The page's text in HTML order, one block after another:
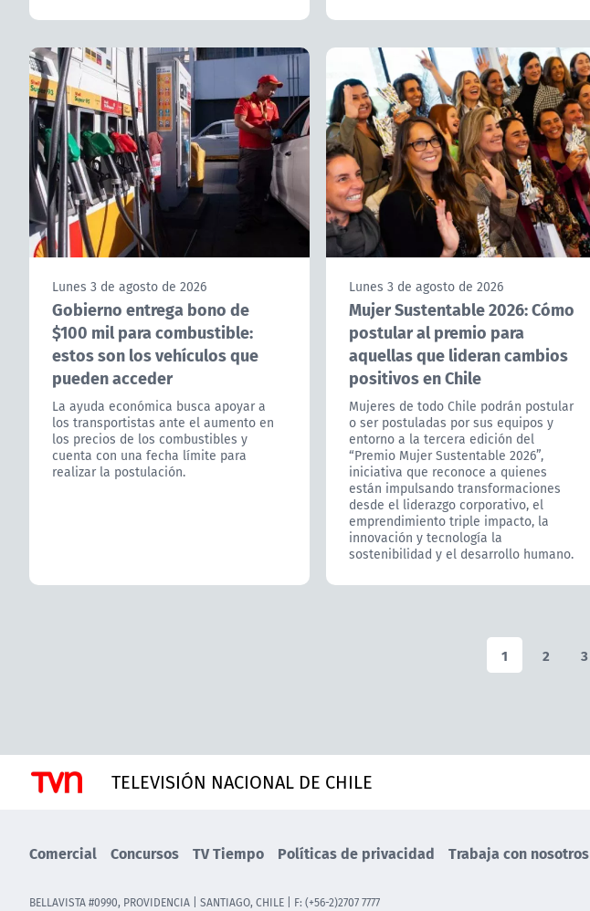
Lunes 3 de agosto de 2026
Gobierno entrega bono de
$100 mil para combustible:
estos son los vehículos que
pueden acceder
La ayuda económica busca apoyar a
los transportistas ante el aumento en
los precios de los combustibles y
cuenta con una fecha límite para
realizar la postulación.
Lunes 3 de agosto de 2026
Mujer Sustentable 2026: Cómo
postular al premio para
aquellas que lideran cambios
positivos en Chile
Mujeres de todo Chile podrán postular
o ser postuladas por sus equipos y
entorno a la tercera edición del
“Premio Mujer Sustentable 2026”,
iniciativa que reconoce a quienes
están impulsando transformaciones
desde el liderazgo corporativo, el
emprendimiento triple impacto, la
innovación y tecnología la
sostenibilidad y el desarrollo humano.
1 2 3
TELEVISIÓN NACIONAL DE CHILE
Comercial Concursos TV Tiempo Políticas de privacidad Trabaja con nosotros
BELLAVISTA #0990, PROVIDENCIA | SANTIAGO, CHILE | F: (+56-2)2707 7777